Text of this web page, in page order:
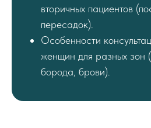
вторичных пациентов
пересадок).
Особенности
женщин для разных зон
борода, брови).